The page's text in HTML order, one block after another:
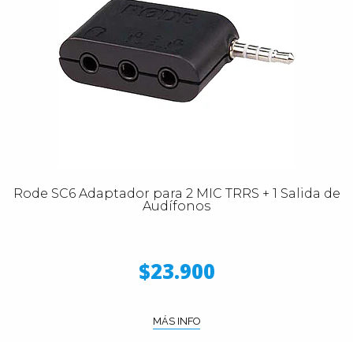
Rode SC6 Adaptador para 2 MIC TRRS + 1 Salida de
Audífonos
$23.900
MÁS INFO